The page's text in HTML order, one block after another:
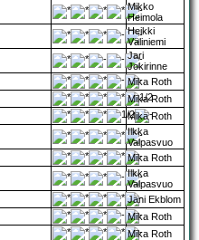
Mikko
Heimola
Heikki
Väliniemi
Jari
Jokirinne
Mika Roth
Mika Roth
Mika Roth
Ilkka
Valpasvuo
Mika Roth
Ilkka
Valpasvuo
Jani Ekblom
Mika Roth
Mika Roth